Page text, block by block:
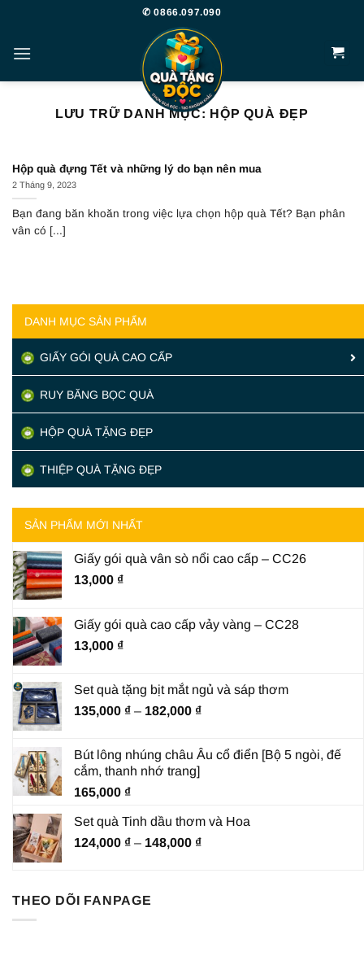
nội
✆ 0866.097.090
LƯU TRỮ DANH MỤC: HỘP QUÀ ĐẸP
DANH MỤC SẢN PHẨM
GIẤY GÓI QUÀ CAO CẤP
RUY BĂNG BỌC QUÀ
HỘP QUÀ TẶNG ĐẸP
THIỆP QUÀ TẶNG ĐẸP
SẢN PHẨM MỚI NHẤT
Giấy gói quà vân sò nổi cao cấp – CC26
13,000 ₫
Giấy gói quà cao cấp vảy vàng – CC28
13,000 ₫
Set quà tặng bịt mắt ngủ và sáp thơm
135,000 ₫ – 182,000 ₫Khoảng
135,000 ₫
Bút lông nhúng châu Âu cổ điển [Bộ 5 ngòi, đế
cắm, thanh nhớ trang]
165,000 ₫
Set quà Tinh dầu thơm và Hoa
124,000 ₫ – 148,000 ₫Khoảng
THEO DÕI FANPAGE
Hộp quà đựng Tết và những lý do bạn nên mua
2 Tháng 9, 2023
Bạn đang băn khoăn trong việc lựa chọn hộp quà Tết? Bạn phân
vân có [...]